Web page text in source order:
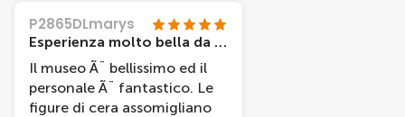
P2865DLmarys
Esperienza molto bella da fare. Personale gentilissimo.
Il museo Ã¨ bellissimo ed il
personale Ã¨ fantastico. Le
figure di cera assomigliano